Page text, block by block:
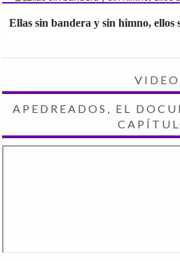
Ellas sin bandera y sin himno, ellos
VIDEO
APEDREADOS, EL